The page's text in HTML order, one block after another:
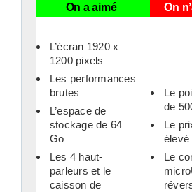
On a aimé On
L’écran 1920 x
1200 pixels
Les performances
brutes
L’espace de
stockage de 64
Go
Les 4 haut-
parleurs et le
caisson de
Le
de
Le
élevé
Le